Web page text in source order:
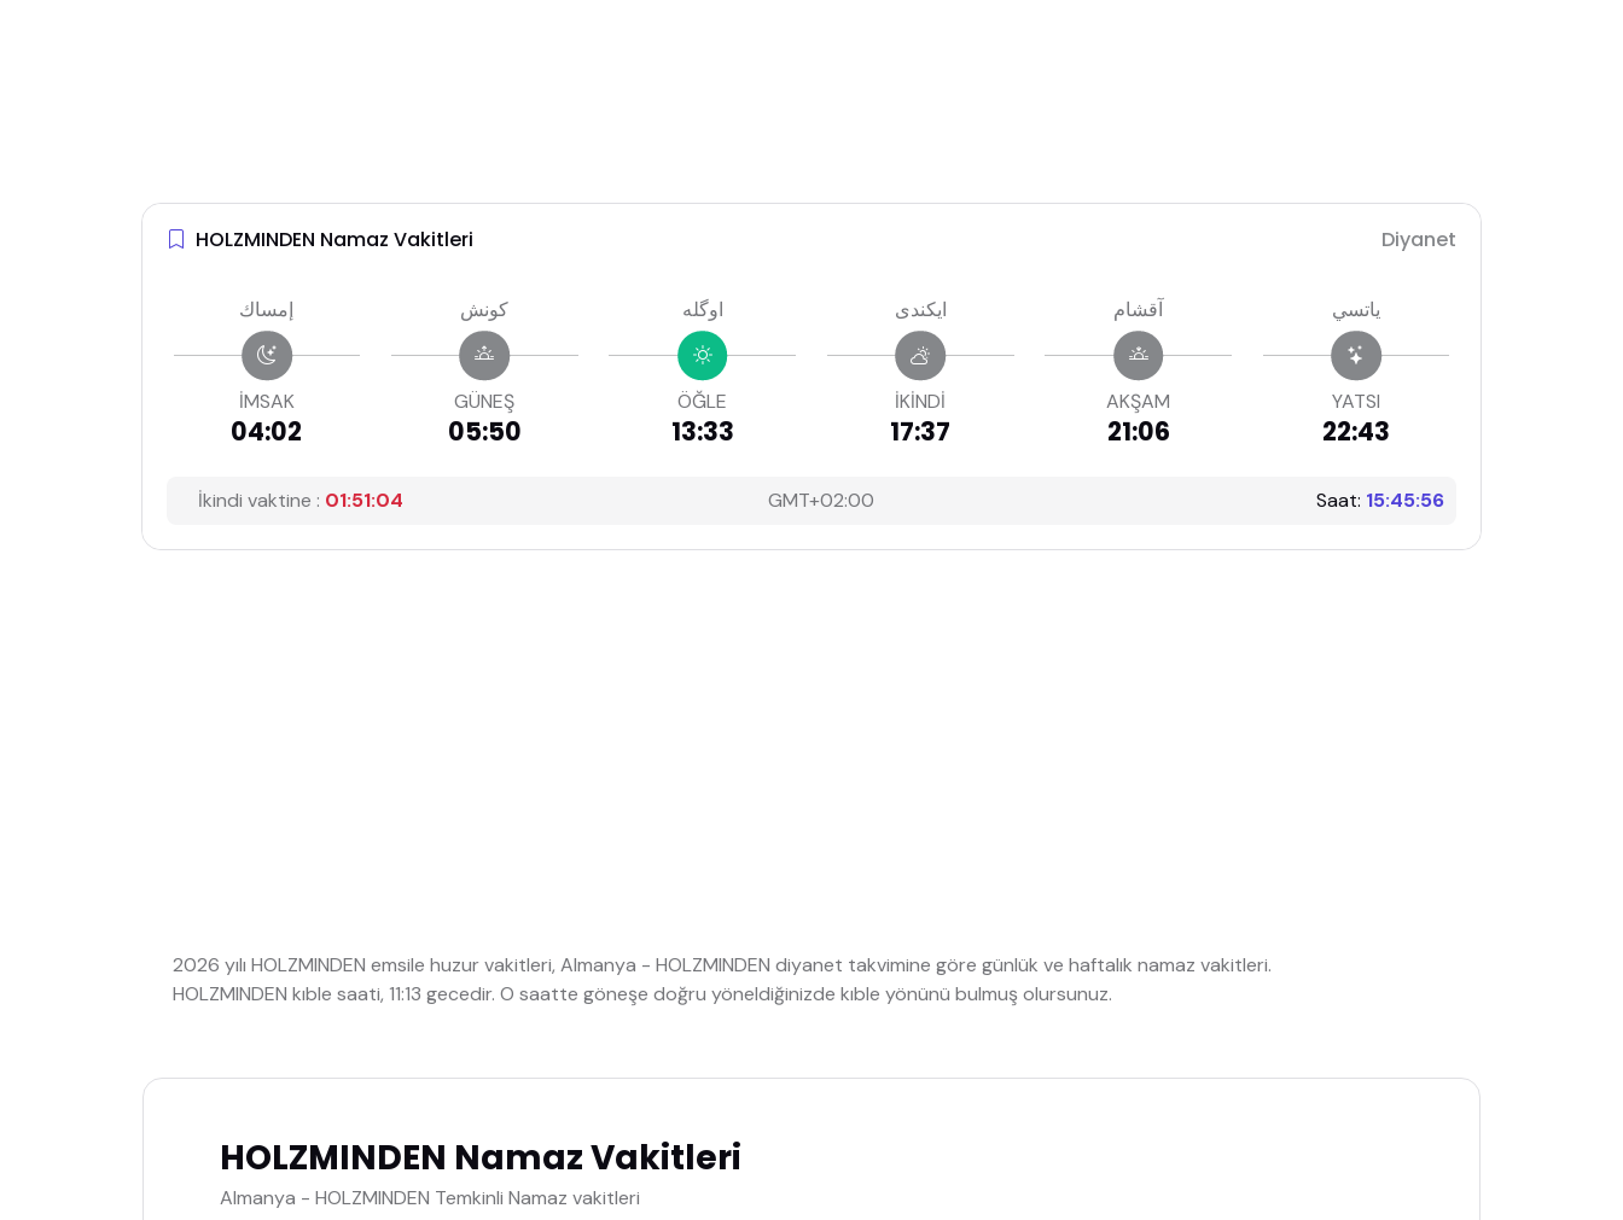
HOLZMINDEN Namaz Vakitleri Diyanet
إمساك
İMSAK
04:02
كونش
GÜNEŞ
05:50
اوگله
ÖĞLE
13:33
ايكندى
İKİNDİ
17:37
آقشام
AKŞAM
21:06
ياتسي
YATSI
22:43
İkindi vaktine : 01:51:03 GMT+02:00 Saat: 15:45:57
2026 yılı HOLZMINDEN emsile huzur vakitleri, Almanya - HOLZMINDEN diyanet takvimine göre günlük ve haftalık namaz vakitleri.
HOLZMINDEN kıble saati, 11:13 gecedir. O saatte göneşe doğru yöneldiğinizde kıble yönünü bulmuş olursunuz.
HOLZMINDEN Namaz Vakitleri
Almanya - HOLZMINDEN Temkinli Namaz vakitleri